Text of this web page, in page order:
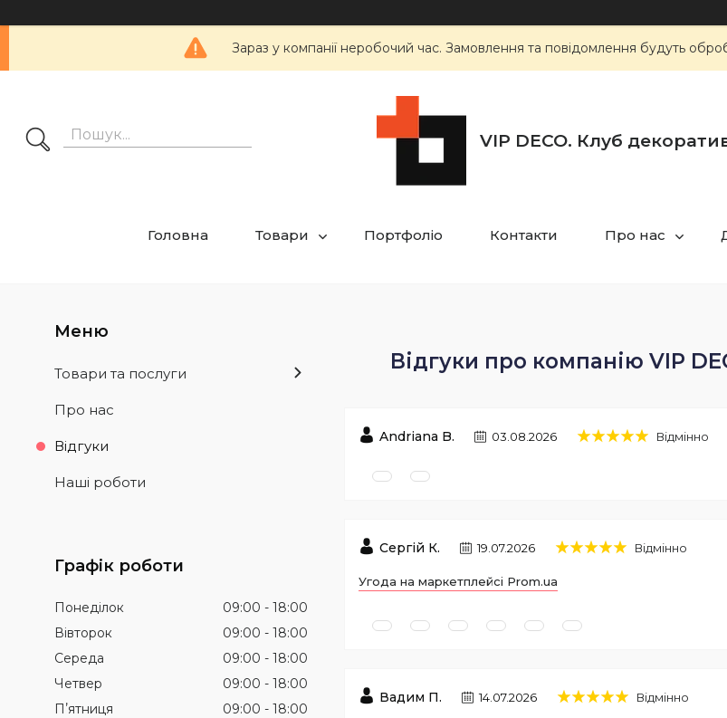
Зараз у компанії неробочий час. Замовлення та повідомлення будуть
VIP DECO. Клуб
Головна Товари Портфоліо Контакти Про нас
Відгуки про компанію VIP
Andriana B. 03.08.2026 Відмінно
Сергій К. 19.07.2026 Відмінно
Угода на маркетплейсі Prom.ua
Вадим П. 14.07.2026 Відмінно
Товари та послуги
Про нас
Відгуки
Наші роботи
Графік роботи
Понеділок 09:00
18:00
Вівторок
09:00
18:00
Середа
09:00
18:00
Четвер
09:00
18:00
Пʼятниця
09:00
18:00